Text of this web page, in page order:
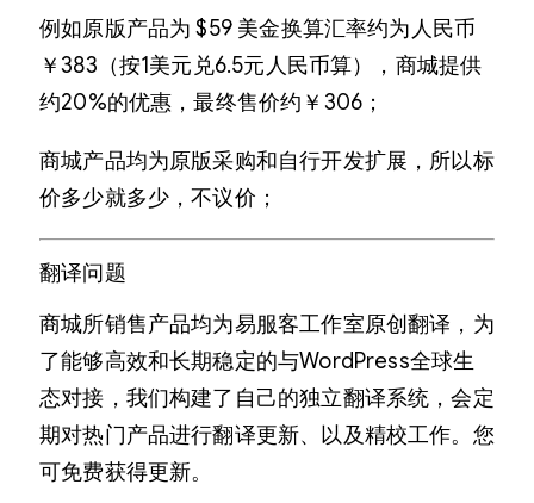
例如原版产品为 $59 美金换算汇率约为人民币
￥383（按1美元兑6.5元人民币算），商城提供
约20%的优惠，最终售价约￥306；
商城产品均为原版采购和自行开发扩展，所以标
价多少就多少，不议价；
翻译问题
商城所销售产品均为易服客工作室原创翻译，为
了能够高效和长期稳定的与WordPress全球生
态对接，我们构建了自己的独立翻译系统，会定
期对热门产品进行翻译更新、以及精校工作。您
可免费获得更新。